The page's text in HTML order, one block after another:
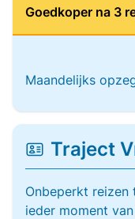
Goedkoper na 3
Maandelijks
Traject
Onbeperkt reizen
ieder moment